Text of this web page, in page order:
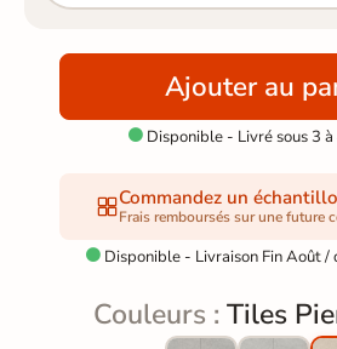
Ajouter au
Disponible - Livré sous 3 à
Commandez un
Frais remboursés sur une future
 Disponible - Livraison Fin Août
Couleurs :Tiles